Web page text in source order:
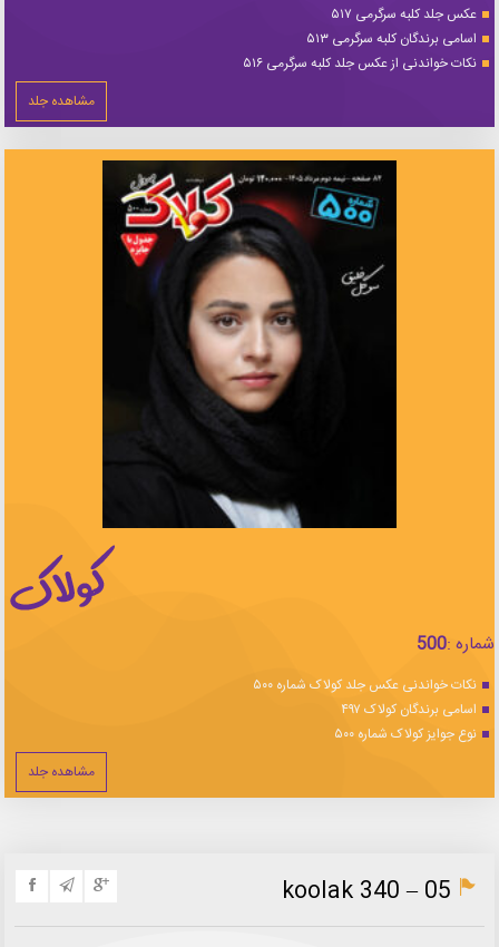
عکس جلد کلبه سرگرمی ۵۱۷
اسامی برندگان کلبه سرگرمی ۵۱۳
نکات خواندنی از عکس جلد کلبه سرگرمی ۵۱۶
مشاهده جلد
شماره :500
نکات خواندنی عکس جلد کولاک شماره ۵۰۰
اسامی برندگان کولاک ۴۹۷
نوع جوایز کولاک شماره ۵۰۰
مشاهده جلد
koolak 340 – 05